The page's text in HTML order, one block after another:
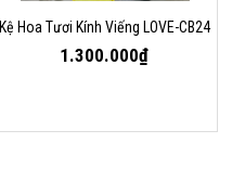
Kệ Hoa Tươi Kính Viếng LOVE-CB24
1.300.000₫